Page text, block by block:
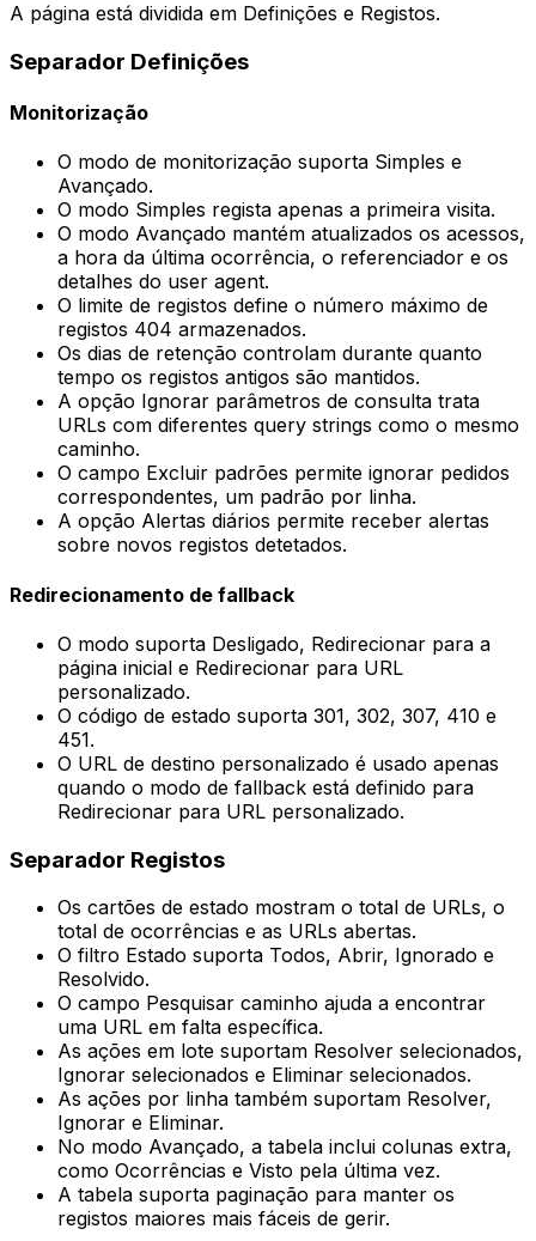
A página está dividida em Definições e Registos.
Separador Definições
Monitorização
O modo de monitorização suporta Simples e
Avançado.
O modo Simples regista apenas a primeira visita.
O modo Avançado mantém atualizados os acessos,
a hora da última ocorrência, o referenciador e os
detalhes do user agent.
O limite de registos define o número máximo de
registos 404 armazenados.
Os dias de retenção controlam durante quanto
tempo os registos antigos são mantidos.
A opção Ignorar parâmetros de consulta trata
URLs com diferentes query strings como o mesmo
caminho.
O campo Excluir padrões permite ignorar pedidos
correspondentes, um padrão por linha.
A opção Alertas diários permite receber alertas
sobre novos registos detetados.
Redirecionamento de fallback
O modo suporta Desligado, Redirecionar para a
página inicial e Redirecionar para URL
personalizado.
O código de estado suporta 301, 302, 307, 410 e
451.
O URL de destino personalizado é usado apenas
quando o modo de fallback está definido para
Redirecionar para URL personalizado.
Separador Registos
Os cartões de estado mostram o total de URLs, o
total de ocorrências e as URLs abertas.
O filtro Estado suporta Todos, Abrir, Ignorado e
Resolvido.
O campo Pesquisar caminho ajuda a encontrar
uma URL em falta específica.
As ações em lote suportam Resolver selecionados,
Ignorar selecionados e Eliminar selecionados.
As ações por linha também suportam Resolver,
Ignorar e Eliminar.
No modo Avançado, a tabela inclui colunas extra,
como Ocorrências e Visto pela última vez.
A tabela suporta paginação para manter os
registos maiores mais fáceis de gerir.